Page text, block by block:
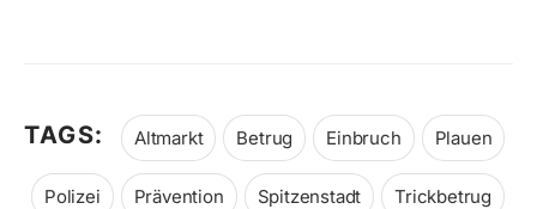
TAGS: Altmarkt Betrug Einbruch Plauen
Polizei Prävention Spitzenstadt Trickbetrug